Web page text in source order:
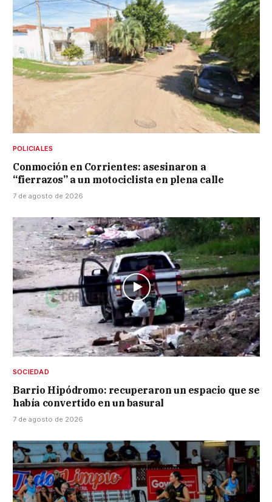
POLICIALES
Conmoción en Corrientes: asesinaron a
“fierrazos” a un motociclista en plena calle
7 de agosto de 2026
SOCIEDAD
Barrio Hipódromo: recuperaron un espacio que se
había convertido en un basural
7 de agosto de 2026